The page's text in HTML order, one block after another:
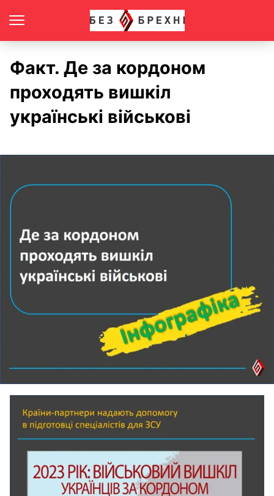
Факт. Де за кордоном
проходять вишкіл
українські військові